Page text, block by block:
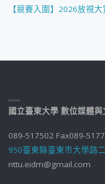
【競賽入圍】2026放視
國立臺東大學 數位媒體
089-517502 Fax089-
950臺東縣臺東市大學路
nttu.eidm@gmail.com